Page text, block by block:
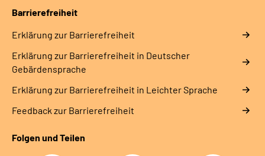
Barrierefreiheit
Erklärung zur Barrierefreiheit
Erklärung zur Barrierefreiheit in Deutscher
Gebärdensprache
Erklärung zur Barrierefreiheit in Leichter Sprache
Feedback zur Barrierefreiheit
Folgen und Teilen